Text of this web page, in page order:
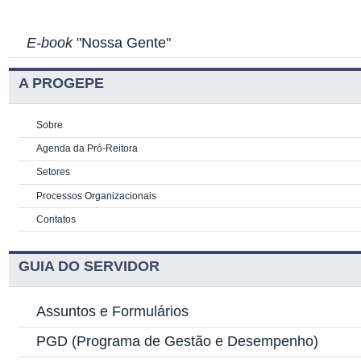
E-book"Nossa Gente"
A PROGEPE
Sobre
Agenda da Pró-Reitora
Setores
Processos Organizacionais
Contatos
GUIA DO SERVIDOR
Assuntos e Formulários
PGD (Programa de Gestão e Desempenho)